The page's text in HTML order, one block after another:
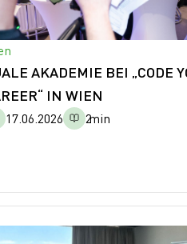
AKADEMIE BEI „CODE
IN WIEN
17.06.2026 2min